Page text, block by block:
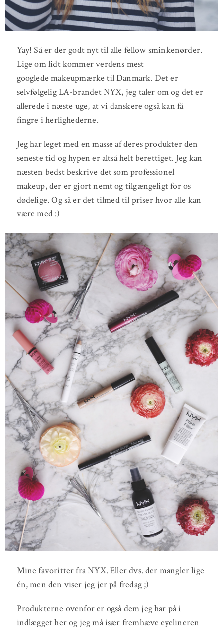
Yay! Så er der godt nyt til alle fellow sminkenørder.
Lige om lidt kommer verdens mest
googlede makeupmærke til Danmark. Det er
selvfølgelig LA-brandet NYX, jeg taler om og det er
allerede i næste uge, at vi danskere også kan få
fingre i herlighederne.
Jeg har leget med en masse af deres produkter den
seneste tid og hypen er altså helt berettiget. Jeg kan
næsten bedst beskrive det som professionel
makeup, der er gjort nemt og tilgængeligt for os
dødelige. Og så er det tilmed til priser hvor alle kan
være med :)
Mine favoritter fra NYX. Eller dvs. der mangler lige
én, men den viser jeg jer på fredag ;)
Produkterne ovenfor er også dem jeg har på i
indlægget her og jeg må især fremhæve eyelineren